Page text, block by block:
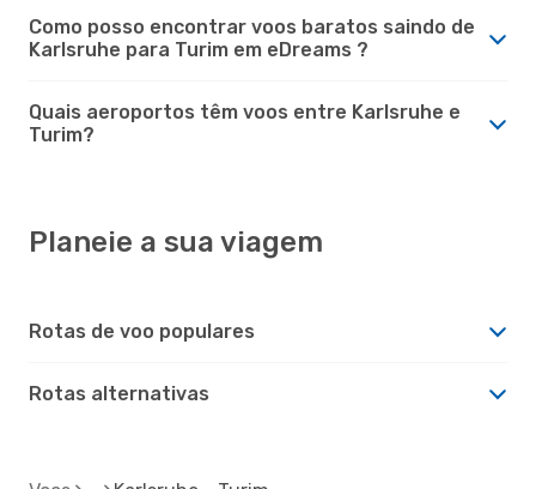
Como posso encontrar voos baratos saindo de
Karlsruhe para Turim em eDreams ?
Quais aeroportos têm voos entre Karlsruhe e
Turim?
Planeie a sua viagem
Rotas de voo populares
Rotas alternativas